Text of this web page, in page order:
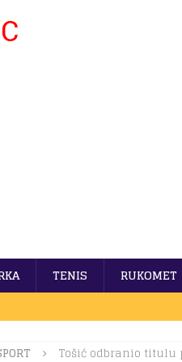
TENIS RUKOMET
Tošić odbranio titulu